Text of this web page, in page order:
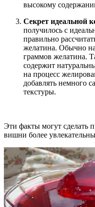
высокому
Секрет идеальной
получилось с
правильно
желатина. Обычно на
граммов желатина.
содержит
на процесс
добавлять немного
текстуры.
Эти факты могут сделать
вишни более